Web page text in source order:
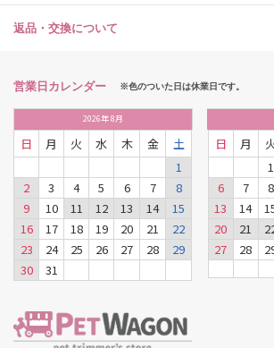
返品・交換について
営業日カレンダー ※色のついた日は休業日です。
2026年8月
日 月 火 水 木 金
土
1
2
3 4 5 6 7
8
9
10 11 12 13 14
15
16
17 18 19 20 21
22
23
24 25 26 27 28
29
30
31
日 月
1
6
7 8
13
14
20
21
27
28